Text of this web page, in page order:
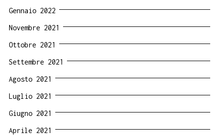
Gennaio 2022
Novembre 2021
Ottobre 2021
Settembre 2021
Agosto 2021
Luglio 2021
Giugno 2021
Aprile 2021